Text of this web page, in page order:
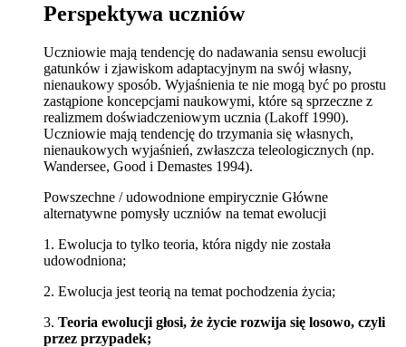
Perspektywa uczniów
Uczniowie mają tendencję do nadawania sensu ewolucji
gatunków i zjawiskom adaptacyjnym na swój własny,
nienaukowy sposób. Wyjaśnienia te nie mogą być po prostu
zastąpione koncepcjami naukowymi, które są sprzeczne z
realizmem doświadczeniowym ucznia (Lakoff 1990).
Uczniowie mają tendencję do trzymania się własnych,
nienaukowych wyjaśnień, zwłaszcza teleologicznych (np.
Wandersee, Good i Demastes 1994).
Powszechne / udowodnione empirycznie Główne
alternatywne pomysły uczniów na temat ewolucji
1. Ewolucja to tylko teoria, która nigdy nie została
udowodniona;
2. Ewolucja jest teorią na temat pochodzenia życia;
3. Teoria ewolucji głosi, że życie rozwija się losowo, czyli
przez przypadek;